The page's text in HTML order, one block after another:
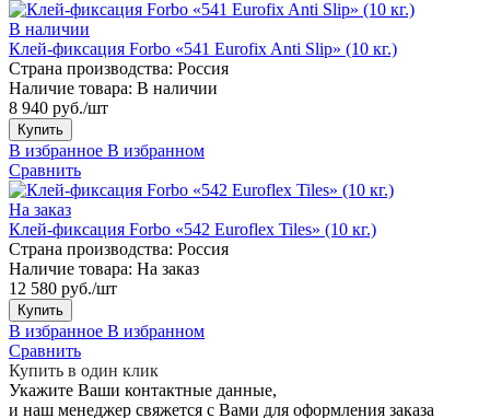
В наличии
Клей-фиксация Forbo «541 Eurofix Anti Slip» (10 кг.)
Страна производства: Россия
Наличие товара: В наличии
8 940 руб./шт
Купить
В избранное В избранном
Сравнить
На заказ
Клей-фиксация Forbo «542 Euroflex Tiles» (10 кг.)
Страна производства: Россия
Наличие товара: На заказ
12 580 руб./шт
Купить
В избранное В избранном
Сравнить
Купить в один клик
Укажите Ваши контактные данные,
и наш менеджер свяжется с Вами для оформления заказа